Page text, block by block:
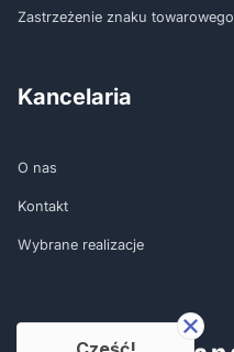
Zastrzeżenie znaku towarowego
Kancelaria
O nas
Kontakt
Wybrane realizacje